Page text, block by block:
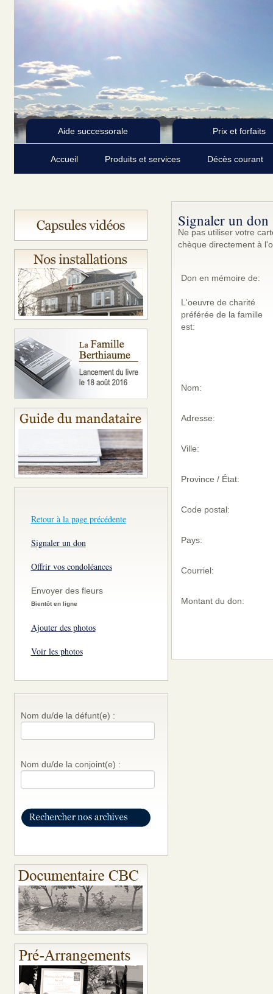
Aide successorale Prix et forfaits
Accueil Produits et services Décès courant
Retour à la page précédente
Signaler un don
Offrir vos condoléances
Envoyer des fleurs
Bientôt en ligne
Ajouter des photos
Voir les photos
Nom du/de la défunt(e) :
Nom du/de la conjoint(e) :
Signaler un don
Ne pas utiliser votre
chèque directement à
Don en mémoire de:
L'oeuvre de charité
préférée de la famille
est:
Nom:
Adresse:
Ville:
Province / État:
Code postal:
Pays:
Courriel:
Montant du don: